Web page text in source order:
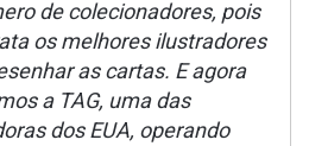
de colecionadores, pois
os melhores ilustradores
as cartas. E agora
a TAG, uma das
dos EUA, operando